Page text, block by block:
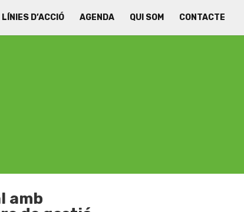
LÍNIES D’ACCIÓ AGENDA QUI SOM CONTACTE
amb